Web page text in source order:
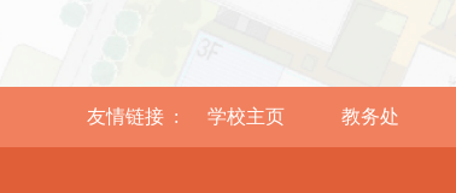
友情链接 : 学校主页 教务处